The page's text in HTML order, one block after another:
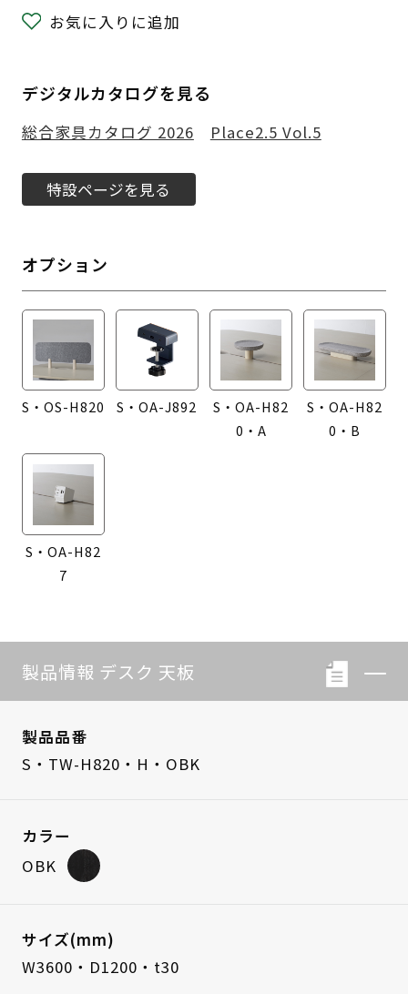
お気に入りに追加
デジタルカタログを見る
総合家具カタログ 2026 Place2.5 Vol.5
特設ページを見る
オプション
S・OS-H820 S・OA-J892
S・OA-H82
0・A
S・OA-H82
0・B
S・OA-H82
7
製品情報 デスク 天板
製品品番
S・TW-H820・H・OBK
カラー
OBK
サイズ(mm)
W3600・D1200・t30